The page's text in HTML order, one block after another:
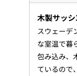
木製サッ
スウェーデ
な室温で暮
包み込み、
ているので